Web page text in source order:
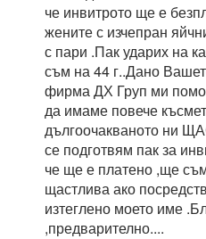
че инвитрото ще е
жените с изчепран
с пари .Пак ударих на
съм на 44 г..Дано
фирма ДХ Груп ми
да имаме повече
дългоочакваното ни
се подготвям пак за
че ще е платено ,ще
щастлива ако
изтеглено моето име
,предварително....